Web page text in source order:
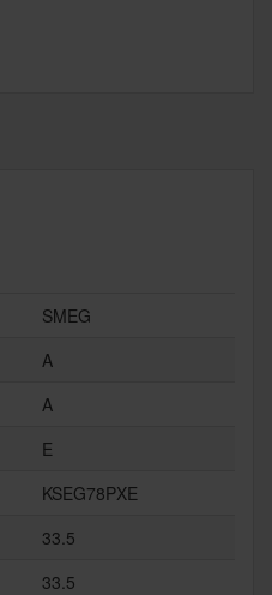
SMEG
A
A
E
KSEG78PXE
33.5
33.5